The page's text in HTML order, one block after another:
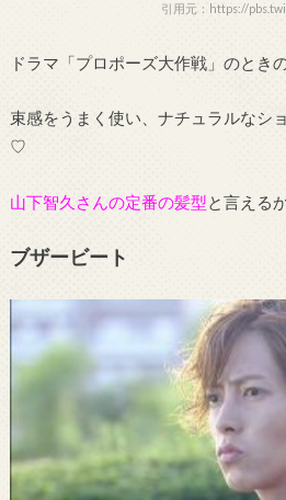
引用元：https://
ドラマ「プロポーズ大作戦」のとき
束感をうまく使い、ナチュラルなシ
♡
山下智久さんの定番の髪型と言える
ブザービート